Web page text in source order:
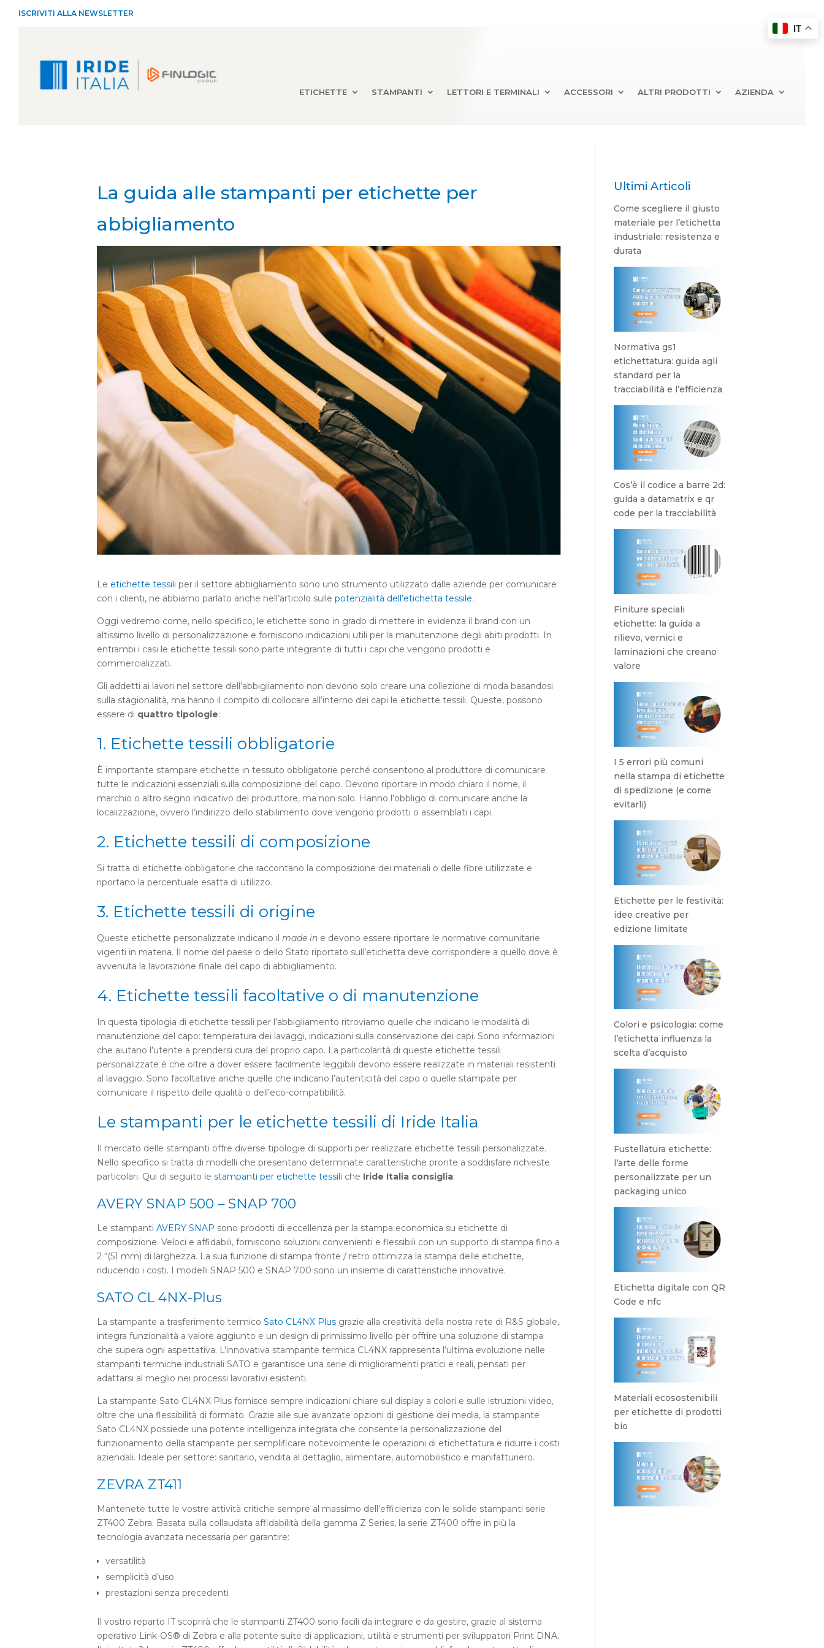
ISCRIVITI ALLA NEWSLETTER
ETICHETTE STAMPANTI LETTORI E TERMINALI ACCESSORI ALTRI PRODOTTI AZIENDA
La guida alle stampanti per etichette per
abbigliamento
Le etichette tessili per il settore abbigliamento sono uno strumento utilizzato dalle aziende per comunicare
con i clienti, ne abbiamo parlato anche nell’articolo sullepotenzialità dell’etichetta tessile.
Oggi vedremo come, nello specifico, le etichette sono in grado di mettere in evidenza il brand con un
altissimo livello di personalizzazione e forniscono indicazioni utili per la manutenzione degli abiti prodotti. In
entrambi i casi le etichette tessili sono parte integrante di tutti i capi che vengono prodotti e
commercializzati.
Gli addetti ai lavori nel settore dell’abbigliamento non devono solo creare una collezione di moda basandosi
sulla stagionalità, ma hanno il compito di collocare all’interno dei capi le etichette tessili. Queste, possono
essere di quattro tipologie:
1. Etichette tessili obbligatorie
È importante stampare etichette in tessuto obbligatorie perché consentono al produttore di comunicare
tutte le indicazioni essenziali sulla composizione del capo. Devono riportare in modo chiaro il nome, il
marchio o altro segno indicativo del produttore, ma non solo. Hanno l’obbligo di comunicare anche la
localizzazione, ovvero l’indirizzo dello stabilimento dove vengono prodotti o assemblati i capi.
2. Etichette tessili di composizione
Si tratta di etichette obbligatorie che raccontano la composizione dei materiali o delle fibre utilizzate e
riportano la percentuale esatta di utilizzo.
3. Etichette tessili di origine
Queste etichette personalizzate indicano ilmade in e devono essere riportare le normative comunitarie
vigenti in materia. Il nome del paese o dello Stato riportato sull’etichetta deve corrispondere a quello dove è
avvenuta la lavorazione finale del capo di abbigliamento.
4. Etichette tessili facoltative o di manutenzione
In questa tipologia di etichette tessili per l’abbigliamento ritroviamo quelle che indicano le modalità di
manutenzione del capo: temperatura dei lavaggi, indicazioni sulla conservazione dei capi. Sono informazioni
che aiutano l’utente a prendersi cura del proprio capo. La particolarità di queste etichette tessili
personalizzate è che oltre a dover essere facilmente leggibili devono essere realizzate in materiali resistenti
al lavaggio. Sono facoltative anche quelle che indicano l’autenticità del capo o quelle stampate per
comunicare il rispetto delle qualità o dell’eco-compatibilità.
Le stampanti per le etichette tessili di Iride Italia
Il mercato delle stampanti offre diverse tipologie di supporti per realizzare etichette tessili personalizzate.
Nello specifico si tratta di modelli che presentano determinate caratteristiche pronte a soddisfare richieste
particolari. Qui di seguito lestampanti per etichette tessili che Iride Italia consiglia:
AVERY SNAP 500 – SNAP 700
Le stampantiAVERY SNAP sono prodotti di eccellenza per la stampa economica su etichette di
composizione. Veloci e affidabili, forniscono soluzioni convenienti e flessibili con un supporto di stampa fino a
2 “(51 mm) di larghezza. La sua funzione di stampa fronte / retro ottimizza la stampa delle etichette,
riducendo i costi. I modelli SNAP 500 e SNAP 700 sono un insieme di caratteristiche innovative.
SATO CL 4NX-Plus
La stampante a trasferimento termicoSato CL4NX Plus grazie alla creatività della nostra rete di R&S globale,
integra funzionalità a valore aggiunto e un design di primissimo livello per offrire una soluzione di stampa
che supera ogni aspettativa. L’innovativa stampante termica CL4NX rappresenta l’ultima evoluzione nelle
stampanti termiche industriali SATO e garantisce una serie di miglioramenti pratici e reali, pensati per
adattarsi al meglio nei processi lavorativi esistenti.
La stampante Sato CL4NX Plus fornisce sempre indicazioni chiare sul display a colori e sulle istruzioni video,
oltre che una flessibilità di formato. Grazie alle sue avanzate opzioni di gestione dei media, la stampante
Sato CL4NX possiede una potente intelligenza integrata che consente la personalizzazione del
funzionamento della stampante per semplificare notevolmente le operazioni di etichettatura e ridurre i costi
aziendali. Ideale per settore: sanitario, vendita al dettaglio, alimentare, automobilistico e manifatturiero.
ZEVRA ZT411
Mantenete tutte le vostre attività critiche sempre al massimo dell’efficienza con le solide stampanti serie
ZT400 Zebra. Basata sulla collaudata affidabilità della gamma Z Series, la serie ZT400 offre in più la
tecnologia avanzata necessaria per garantire:
versatilità
semplicità d’uso
prestazioni senza precedenti
Il vostro reparto IT scoprirà che le stampanti ZT400 sono facili da integrare e da gestire, grazie al sistema
operativo Link-OS® di Zebra e alla potente suite di applicazioni, utilità e strumenti per sviluppatori Print DNA.
Ultimi Articoli
Come scegliere il giusto
materiale per l’etichetta
industriale: resistenza e
durata
Normativa gs1
etichettatura: guida agli
standard per la
tracciabilità e l’efficienza
Cos’è il codice a barre 2d:
guida a datamatrix e qr
code per la tracciabilità
Finiture speciali
etichette: la guida a
rilievo, vernici e
laminazioni che creano
valore
I 5 errori più comuni
nella stampa di etichette
di spedizione (e come
evitarli)
Etichette per le festività:
idee creative per
edizione limitate
Colori e psicologia: come
l’etichetta influenza la
scelta d’acquisto
Fustellatura etichette:
l’arte delle forme
personalizzate per un
packaging unico
Etichetta digitale con QR
Code e nfc
Materiali ecosostenibili
per etichette di prodotti
bio
IT